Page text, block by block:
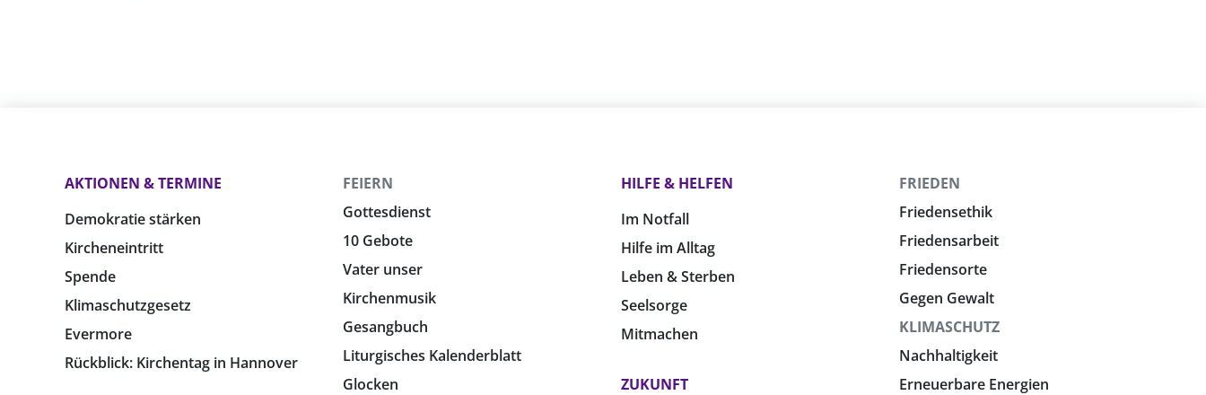
AKTIONEN & TERMINE
Demokratie stärken
Kircheneintritt
Spende
Klimaschutzgesetz
Evermore
Rückblick: Kirchentag in Hannover
FEIERN
Gottesdienst
10 Gebote
Vater unser
Kirchenmusik
Gesangbuch
Liturgisches Kalenderblatt
Glocken
HILFE & HELFEN
Im Notfall
Hilfe im Alltag
Leben & Sterben
Seelsorge
Mitmachen
ZUKUNFT
FRIEDEN
Friedensethik
Friedensarbeit
Friedensorte
Gegen Gewalt
KLIMASCHUTZ
Nachhaltigkeit
Erneuerbare Energien